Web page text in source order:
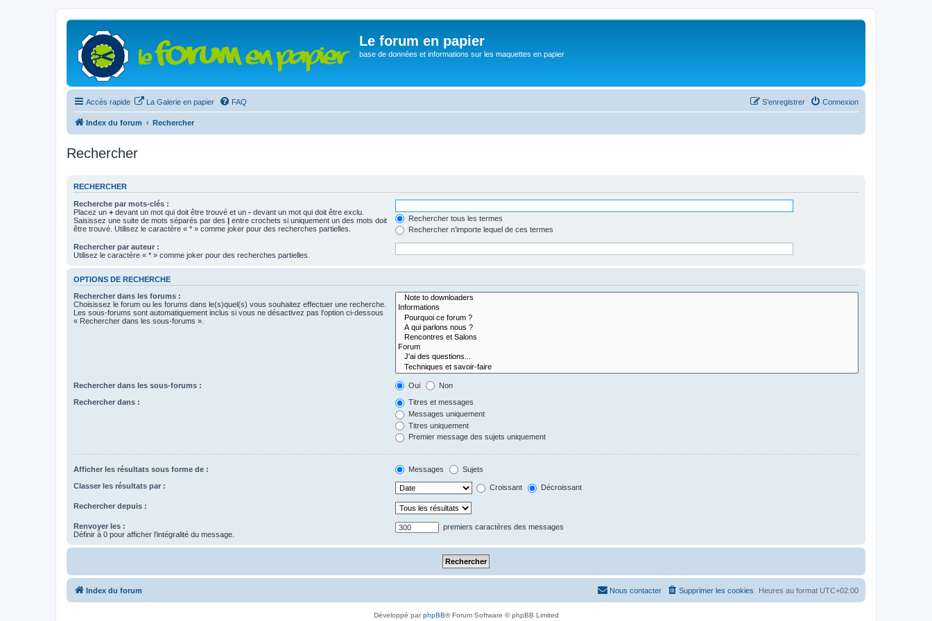
Le forum en papier
base de données et informations sur les maquettes en papier
Accès rapide La Galerie en papier FAQ Connexion
S’enregistrer
Index du forum Rechercher
Rechercher
RECHERCHER
Recherche par mots-clés :
Placez un + devant un mot qui doit être trouvé et un - devant un mot qui doit être exclu.
Saisissez une suite de mots séparés par des | entre crochets si uniquement un des mots doit
être trouvé. Utilisez le caractère « * » comme joker pour des recherches partielles.
Rechercher tous les termes
Rechercher n’importe lequel de ces termes
Rechercher par auteur :
Utilisez le caractère « * » comme joker pour des recherches partielles.
OPTIONS DE RECHERCHE
Rechercher dans les forums :
Choisissez le forum ou les forums dans le(s)quel(s) vous souhaitez effectuer une recherche.
Les sous-forums sont automatiquement inclus si vous ne désactivez pas l’option ci-dessous
« Rechercher dans les sous-forums ».
Rechercher dans les sous-forums : Oui Non
Rechercher dans :
Titres et messages
Messages uniquement
Titres uniquement
Premier message des sujets uniquement
Afficher les résultats sous forme de : Messages Sujets
Classer les résultats par : Croissant Décroissant
Rechercher depuis :
Renvoyer les :
Définir à 0 pour afficher l’intégralité du message.
premiers caractères des messages
Index du forum Heures au format UTC+02:00
Supprimer les cookies
Nous contacter
Développé parphpBB® Forum Software © phpBB Limited